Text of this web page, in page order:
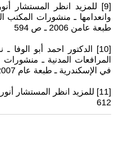
[9] للمزيد انظر المستشار
وانعدامها ـ منشورات المكتب
طبعة عامن 2006 ـ ص 594
[10] الدكتور احمد أبو
المرافعات المدنية ـ
في الإسكندرية ـ طبعة عام 2007 ـ ص 340
[11] للمزيد انظر المستشار
612